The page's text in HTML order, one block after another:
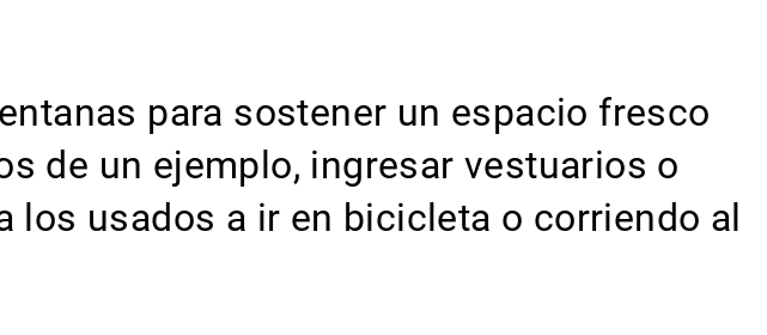
para sostener un espacio fresco
de un ejemplo, ingresar vestuarios o
los usados a ir en bicicleta o corriendo al